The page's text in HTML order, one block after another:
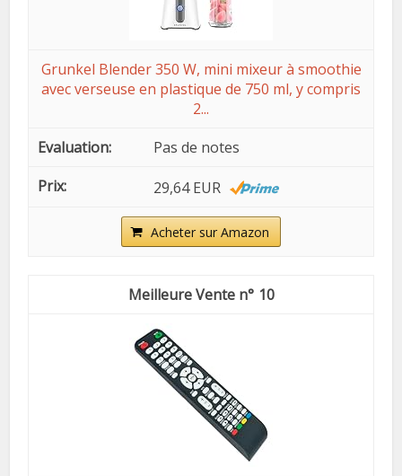
Grunkel Blender 350 W, mini mixeur à smoothie
avec verseuse en plastique de 750 ml, y compris
2...
Pas de notes
29,64 EUR
Acheter sur Amazon
10